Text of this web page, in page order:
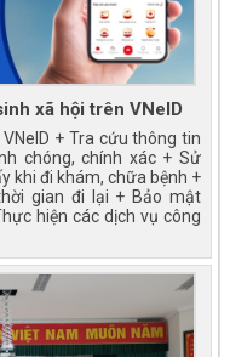
xã hội trên VNeID
+ Tra cứu thông tin
chóng, chính xác + Sử
khi đi khám, chữa bệnh +
gian đi lại + Bảo mật
hiện các dịch vụ công